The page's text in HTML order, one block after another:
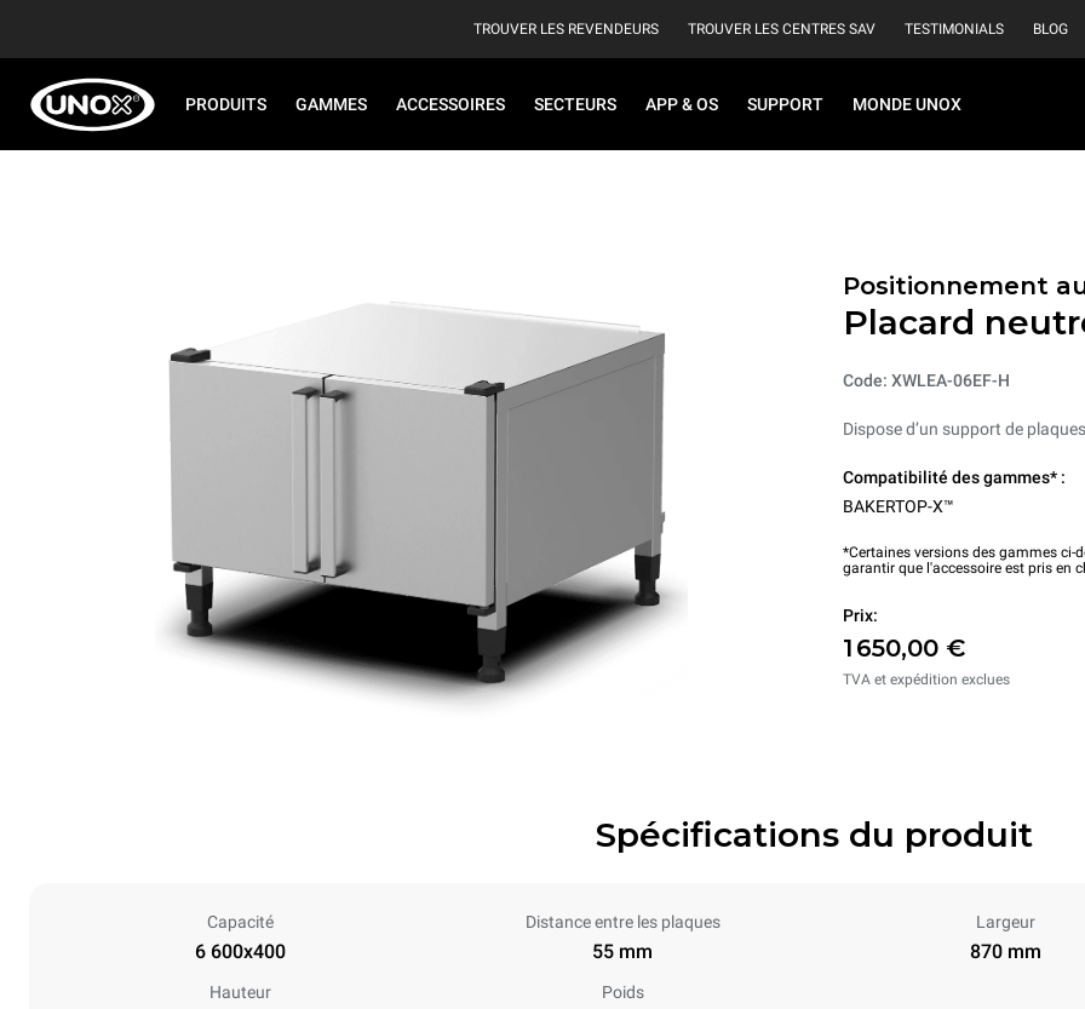
TROUVER LES REVENDEURS TROUVER LES CENTRES SAV TESTIMONIALS BLOG
PRODUITS GAMMES ACCESSOIRES SECTEURS APP & OS SUPPORT MONDE UNOX
Positionnement
Placard
Code: XWLEA-06EF-H
Dispose d’un support de
Compatibilité des gammes* :
BAKERTOP-X™
*Certaines versions des gammes
garantir que l'accessoire est pris en
Prix:
1 650,00 €
TVA et expédition exclues
Spécifications du produit
Capacité
6 600x400
Distance entre les plaques
55 mm
Largeur
870 mm
Hauteur Poids